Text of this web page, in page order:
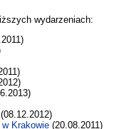
wydarzeniach:
Krakowie (20.08.2011)